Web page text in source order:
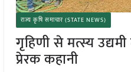
राज्य कृषि समाचार (STATE NEWS)
गृहिणी से मत्स्य
प्रेरक कहानी